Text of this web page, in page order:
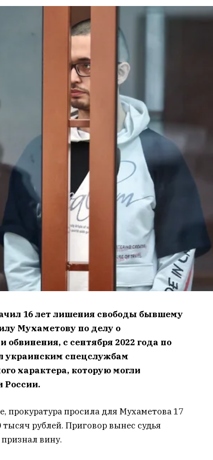
16 лет лишения свободы бывшему
Мухаметову по делу о
обвинения, с сентября 2022 года по
украинским спецслужбам
характера, которую могли
России.
просила для Мухаметова 17
рублей. Приговор вынес судья
вину.